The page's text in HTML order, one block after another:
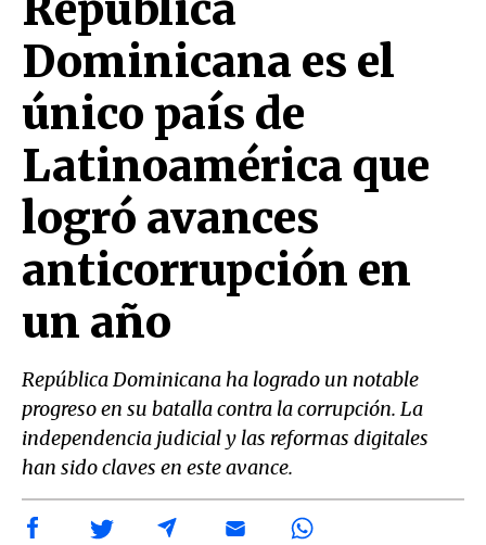
Dominicana es el
único país de
Latinoamérica que
logró avances
anticorrupción en
un año
República Dominicana ha logrado un notable
progreso en su batalla contra la corrupción. La
independencia judicial y las reformas digitales
han sido claves en este avance.